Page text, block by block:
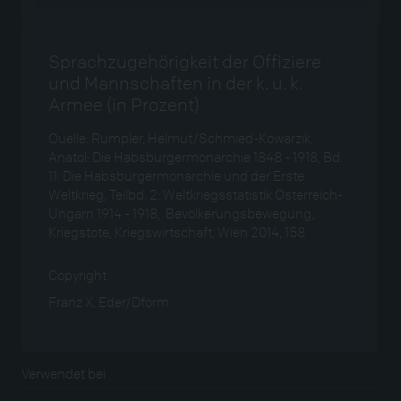
Sprachzugehörigkeit der Offiziere
und Mannschaften in der k. u. k.
Armee (in Prozent)
Quelle: Rumpler, Helmut/Schmied-Kowarzik,
Anatol: Die Habsburgermonarchie 1848 - 1918, Bd.
11: Die Habsburgermonarchie und der Erste
Weltkrieg, Teilbd. 2: Weltkriegsstatistik Österreich-
Ungarn 1914 - 1918, Bevölkerungsbewegung,
Kriegstote, Kriegswirtschaft, Wien 2014, 158
Copyright
Franz X. Eder/Dform
Verwendet bei